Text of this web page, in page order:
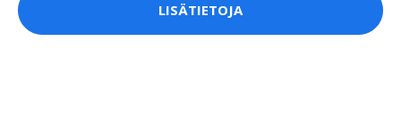
LISÄTIETOJA